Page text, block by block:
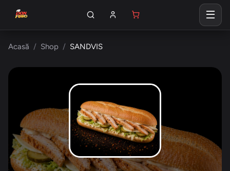
Acasă Shop SANDVIS